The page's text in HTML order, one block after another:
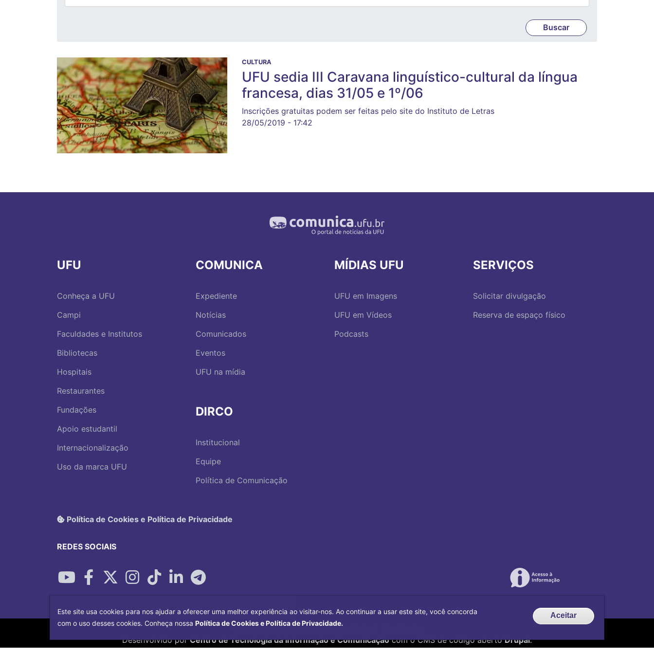
CULTURA
UFU sedia III Caravana linguístico-cultural da língua
francesa, dias 31/05 e 1º/06
Inscrições gratuitas podem ser feitas pelo site do Instituto de Letras
28/05/2019 - 17:42
UFU
Conheça a UFU
Campi
Faculdades e Institutos
Bibliotecas
Hospitais
Restaurantes
Fundações
Apoio estudantil
Internacionalização
Uso da marca UFU
COMUNICA
Expediente
Notícias
Comunicados
Eventos
UFU na mídia
DIRCO
Institucional
Equipe
Política de Comunicação
MÍDIAS UFU
UFU em Imagens
UFU em Vídeos
Podcasts
SERVIÇOS
Solicitar divulgação
Reserva de espaço físico
Política de Cookies e Política de Privacidade
REDES SOCIAIS
Copyright©2026Universidade Federal Uberlândia.
Desenvolvido porCentro de Tecnologia da Informação e Comunicaçãocom o CMS de código abertoDrupal.
Este site usa cookies para nos ajudar a oferecer uma melhor experiência ao visitar-nos. Ao continuar a usar este site, você concorda
com o uso desses cookies. Conheça nossa Política de Cookies e Política de Privacidade.
Aceitar